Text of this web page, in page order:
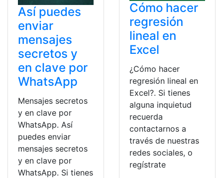
Así puedes
enviar
mensajes
secretos y
en clave por
WhatsApp
Mensajes secretos
y en clave por
WhatsApp. Así
puedes enviar
mensajes secretos
y en clave por
WhatsApp. Si tienes
Cómo hacer
regresión
lineal en
Excel
¿Cómo hacer
regresión lineal en
Excel?. Si tienes
alguna inquietud
recuerda
contactarnos a
través de nuestras
redes sociales, o
regístrate